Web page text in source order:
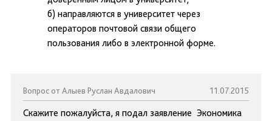
б) направляются в университет через
операторов почтовой связи общего
пользования либо в электронной форме.
Вопрос от Алыев Руслан Авдалович 11.07.2015
Скажите пожалуйста, я подал заявление Экономика